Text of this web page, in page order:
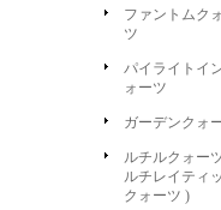
ファントムク
ツ
パイライトイ
ォーツ
ガーデンクォ
ルチルクォー
ルチレイティ
クォーツ )